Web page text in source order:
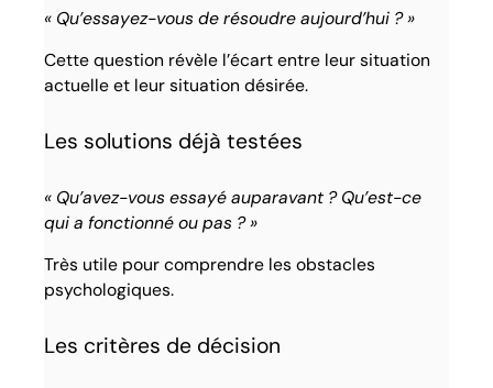
« Qu’essayez-vous de résoudre aujourd’hui ? »
Cette question révèle l’écart entre leur situation
actuelle et leur situation désirée.
Les solutions déjà testées
« Qu’avez-vous essayé auparavant ? Qu’est-ce
qui a fonctionné ou pas ? »
Très utile pour comprendre les obstacles
psychologiques.
Les critères de décision